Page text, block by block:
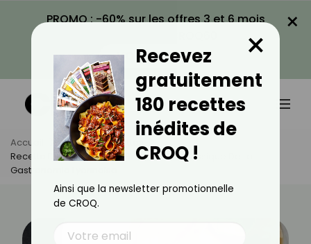
PROMO : -60% sur les offres 3 et 6 mois
VOIR LA PROMO
×
Accueil Actus
Recettes
Recette De Quenelles De Brochet : Un Classique De La
Gastronomie Lyonnaise
Recevez
gratuitement
180 recettes
inédites de
CROQ !
×
Ainsi que la newsletter promotionnelle
de CROQ.